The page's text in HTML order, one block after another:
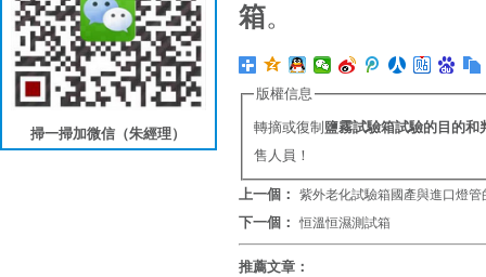
箱。
版權信息
轉摘或復制鹽霧試驗箱試驗的目的和
售人員！
上一個： 紫外老化試驗箱國產與進口燈管
下一個：恒溫恒濕測試箱
推薦文章：
掃一掃加微信（朱經理）